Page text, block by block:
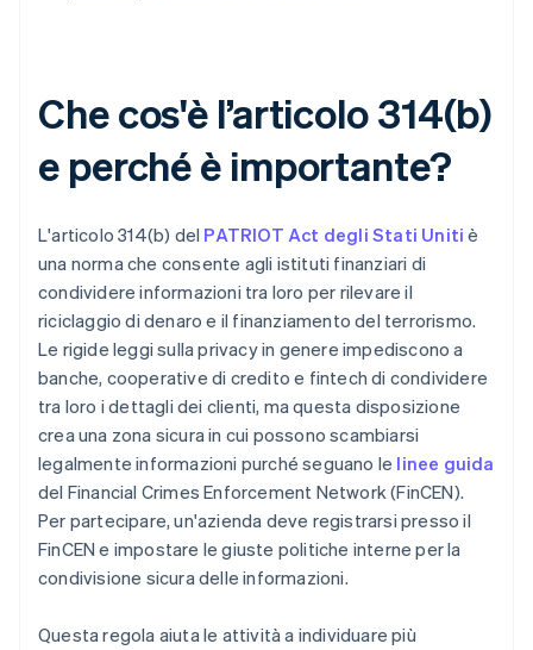
Che cos'è l’articolo 314(b)
e perché è importante?
L'articolo 314(b) del PATRIOT Act degli Stati Uniti è
una norma che consente agli istituti finanziari di
condividere informazioni tra loro per rilevare il
riciclaggio di denaro e il finanziamento del terrorismo.
Le rigide leggi sulla privacy in genere impediscono a
banche, cooperative di credito e fintech di condividere
tra loro i dettagli dei clienti, ma questa disposizione
crea una zona sicura in cui possono scambiarsi
legalmente informazioni purché seguano le linee guida
del Financial Crimes Enforcement Network (FinCEN).
Per partecipare, un'azienda deve registrarsi presso il
FinCEN e impostare le giuste politiche interne per la
condivisione sicura delle informazioni.
Questa regola aiuta le attività a individuare più